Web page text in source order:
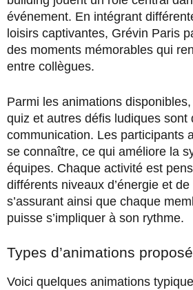
événement. En intégrant
loisirs captivantes, Grévin Paris
des moments mémorables qui
entre collègues.
Parmi les animations
quiz et autres défis ludiques sont
communication. Les participants
se connaître, ce qui améliore la
équipes. Chaque activité est
différents niveaux d’énergie et
s’assurant ainsi que chaque
puisse s’impliquer à son rythme.
Types d’animations
Voici quelques animations